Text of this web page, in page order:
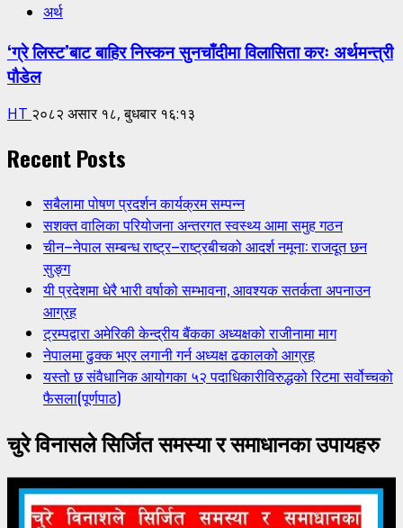
अर्थ
‘ग्रे लिस्ट’बाट बाहिर निस्कन सुनचाँदीमा विलासिता करः अर्थमन्त्री
पौडेल
HT २०८२ असार १८, बुधबार १६:१३
Recent Posts
सबैलामा पोषण प्रदर्शन कार्यक्रम सम्पन्न
सशक्त वालिका परियोजना अन्तरगत स्वस्थ्य आमा समुह गठन
चीन–नेपाल सम्बन्ध राष्ट्र–राष्ट्रबीचको आदर्श नमूना: राजदूत छन
सुङ्ग
यी प्रदेशमा धेरै भारी वर्षाको सम्भावना, आवश्यक सतर्कता अपनाउन
आग्रह
ट्रम्पद्वारा अमेरिकी केन्द्रीय बैंकका अध्यक्षको राजीनामा माग
नेपालमा ढुक्क भएर लगानी गर्न अध्यक्ष ढकालको आग्रह
यस्तो छ संवैधानिक आयोगका ५२ पदाधिकारीविरुद्धको रिटमा सर्वोच्चको
फैसला(पूर्णपाठ)
चुरे विनासले सिर्जित समस्या र समाधानका उपायहरु